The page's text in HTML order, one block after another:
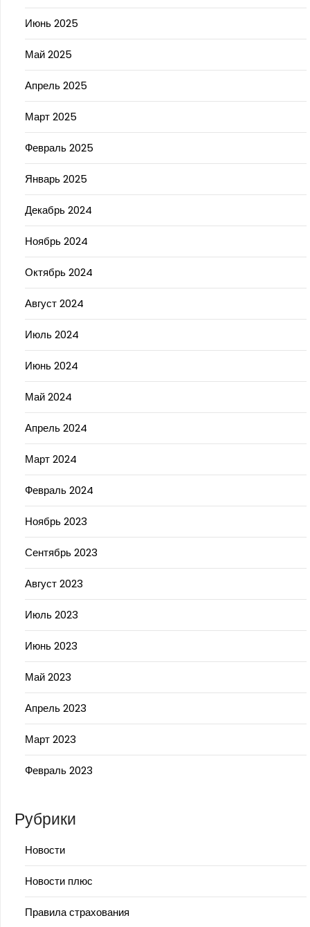
Июнь 2025
Май 2025
Апрель 2025
Март 2025
Февраль 2025
Январь 2025
Декабрь 2024
Ноябрь 2024
Октябрь 2024
Август 2024
Июль 2024
Июнь 2024
Май 2024
Апрель 2024
Март 2024
Февраль 2024
Ноябрь 2023
Сентябрь 2023
Август 2023
Июль 2023
Июнь 2023
Май 2023
Апрель 2023
Март 2023
Февраль 2023
Рубрики
Новости
Новости плюс
Правила страхования